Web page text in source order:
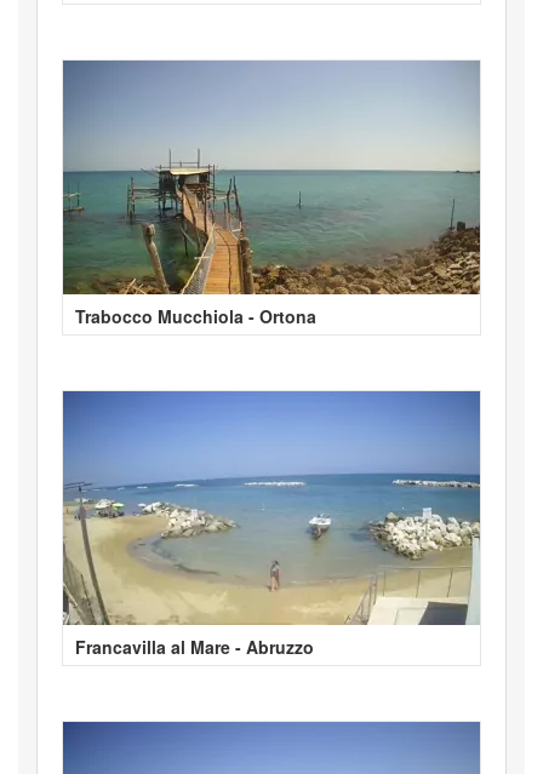
Trabocco Mucchiola - Ortona
Francavilla al Mare - Abruzzo